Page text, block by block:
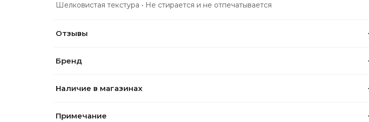
Шелковистая текстура • Не стирается и не отпечатывается
Отзывы
Бренд
Наличие в магазинах
Примечание